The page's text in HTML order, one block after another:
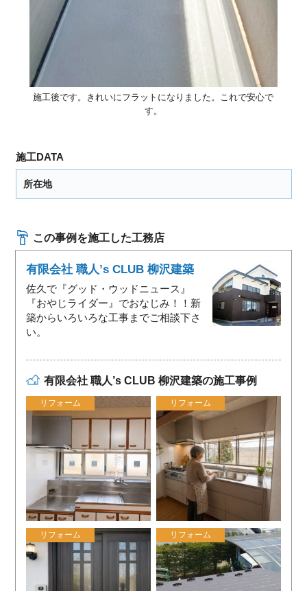
施工後です。きれいにフラットになりました。これで安心で
す。
施工DATA
所在地
この事例を施工した工務店
有限会社 職人’s CLUB 柳沢建築
佐久で『グッド・ウッドニュース』
『おやじライダー』でおなじみ！！新
築からいろいろな工事までご相談下さ
い。
有限会社 職人’s CLUB 柳沢建築の施工事例
リフォーム リフォーム
リフォーム リフォーム